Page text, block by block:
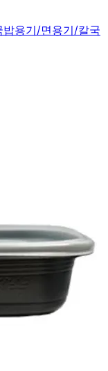
용기/면용기/칼국